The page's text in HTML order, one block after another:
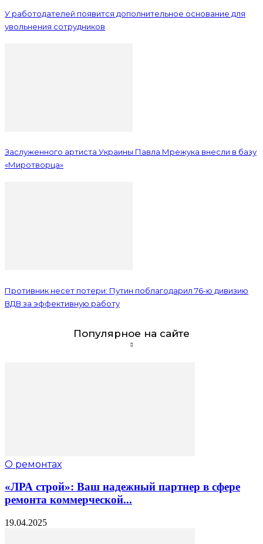
У работодателей появится дополнительное основание для
увольнения сотрудников
Заслуженного артиста Украины Павла Мрежука внесли в базу
«Миротворца»
Противник несет потери: Путин поблагодарил 76-ю дивизию
ВДВ за эффективную работу
Популярное на сайте
О ремонтах
«ЛРА строй»: Ваш надежный партнер в сфере
ремонта коммерческой...
19.04.2025